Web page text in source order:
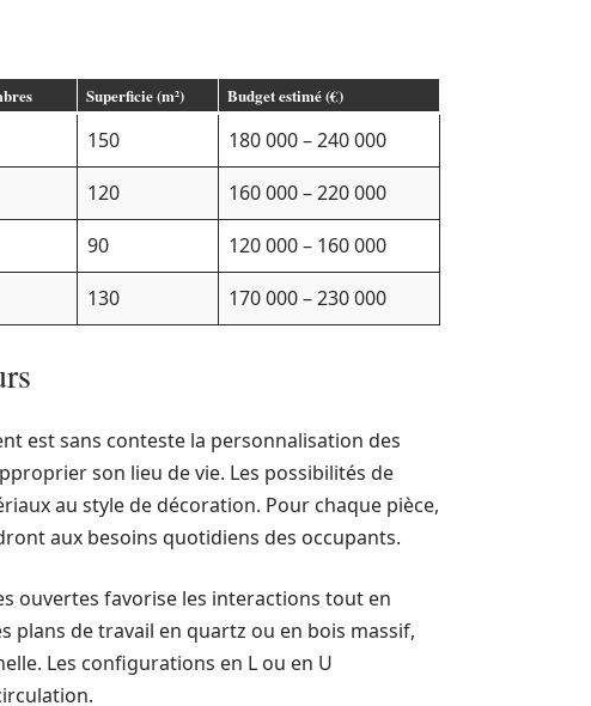
Superficie (m²) Budget estimé (€)
150
180 000 – 240 000
120
160 000 – 220 000
90
120 000 – 160 000
130 170 000 – 230 000
est sans conteste la personnalisation des
son lieu de vie. Les possibilités de
au style de décoration. Pour chaque pièce,
aux besoins quotidiens des occupants.
ouvertes favorise les interactions tout en
plans de travail en quartz ou en bois massif,
Les configurations en L ou en U